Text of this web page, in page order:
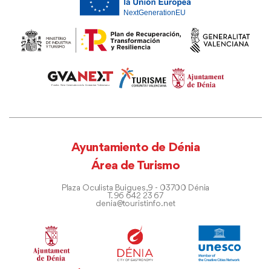
Ayuntamiento de Dénia
Área de Turismo
Plaza Oculista Buigues, 9 - 03700 Dénia
T. 96 642 23 67
denia@touristinfo.net